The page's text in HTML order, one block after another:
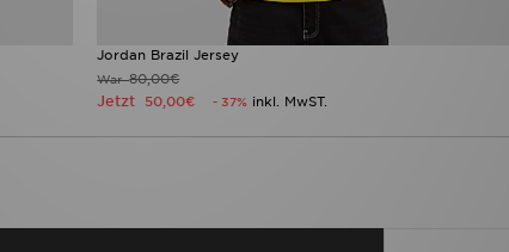
Jordan Brazil Jersey
War80,00€
Jetzt 50,00€ - 37% inkl. MwST.